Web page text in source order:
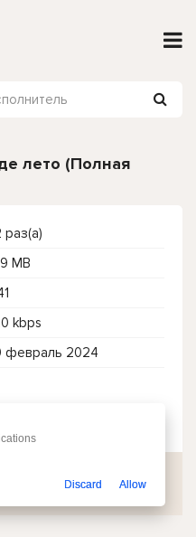
лето (Полная
раз(а)
MB
kbps
февраль 2024
Discard Allow